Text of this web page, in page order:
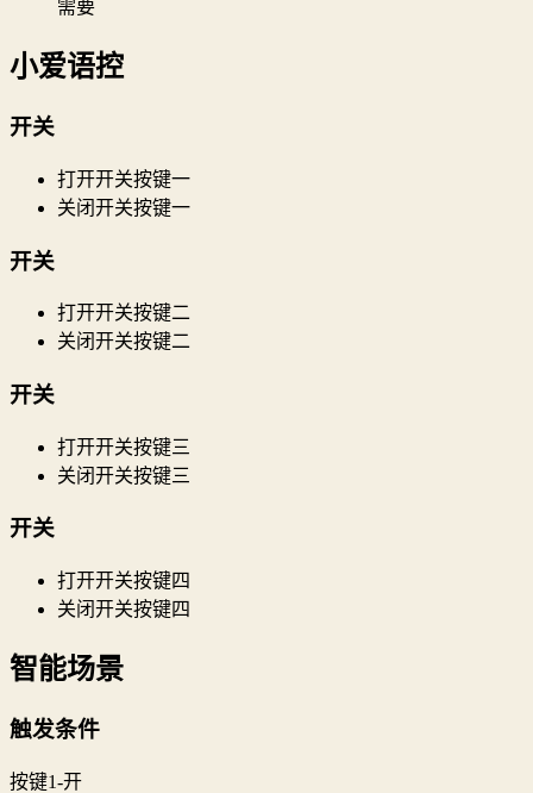
需要
小爱语控
开关
打开开关按键一
关闭开关按键一
开关
打开开关按键二
关闭开关按键二
开关
打开开关按键三
关闭开关按键三
开关
打开开关按键四
关闭开关按键四
智能场景
触发条件
按键1-开